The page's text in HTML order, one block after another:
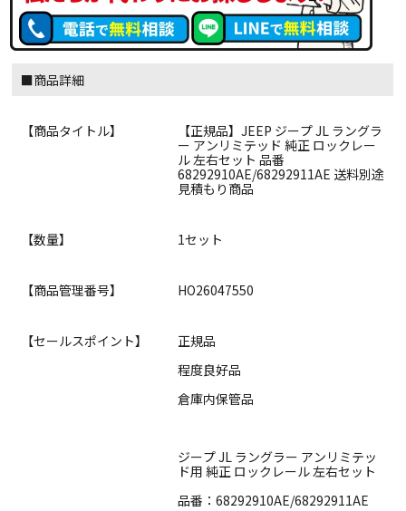
■商品詳細
【商品タイトル】
【正規品】JEEP ジープ JL ラングラ
ー アンリミテッド 純正 ロックレー
ル 左右セット 品番
68292910AE/68292911AE 送料別途
見積もり商品
【数量】 1セット
【商品管理番号】 HO26047550
【セールスポイント】
正規品
程度良好品
倉庫内保管品
ジープ JL ラングラー アンリミテッ
ド用 純正 ロックレール 左右セット
品番：68292910AE/68292911AE